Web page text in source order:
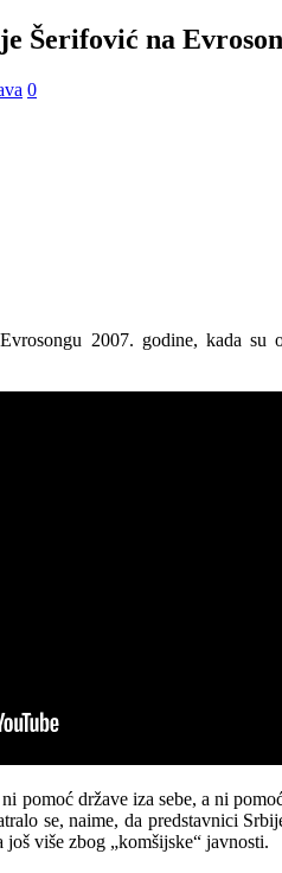
Šerifović na
0
2007. godine, kada su
pomoć države iza sebe, a ni
se, naime, da predstavnici
više zbog „komšijske“ javnosti.